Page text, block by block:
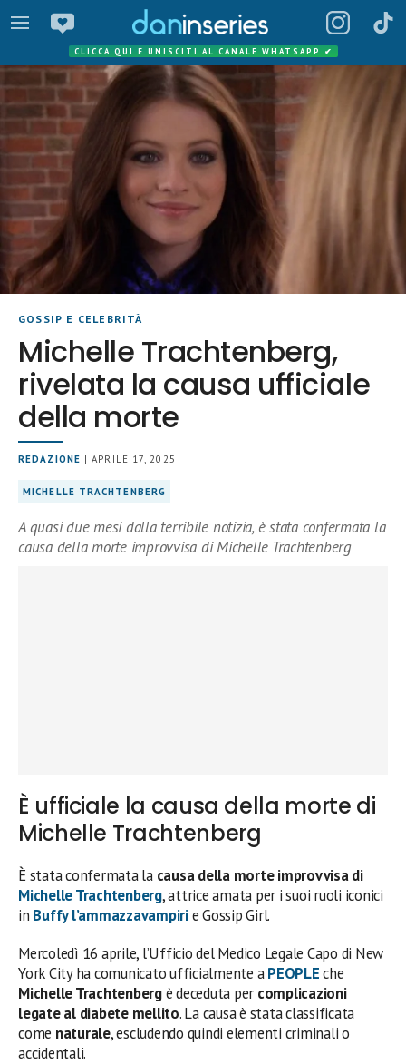
CLICCA QUI E UNISCITI AL CANALE WHATSAPP ✔
GOSSIP E CELEBRITÀ
Michelle Trachtenberg,
rivelata la causa ufficiale
della morte
REDAZIONE | APRILE 17, 2025
MICHELLE TRACHTENBERG
A quasi due mesi dalla terribile notizia, è stata confermata la
causa della morte improvvisa di Michelle Trachtenberg
È ufficiale la causa della morte di
Michelle Trachtenberg
È stata confermata la causa della morte improvvisa di
Michelle Trachtenberg, attrice amata per i suoi ruoli iconici
in Buffy l’ammazzavampirie Gossip Girl.
Mercoledì 16 aprile, l’Ufficio del Medico Legale Capo di New
York City ha comunicato ufficialmente aPEOPLEche
Michelle Trachtenbergè deceduta per complicazioni
legate al diabete mellito. La causa è stata classificata
come naturale, escludendo quindi elementi criminali o
accidentali.